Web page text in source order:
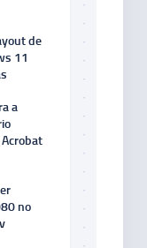
de
11
a
no